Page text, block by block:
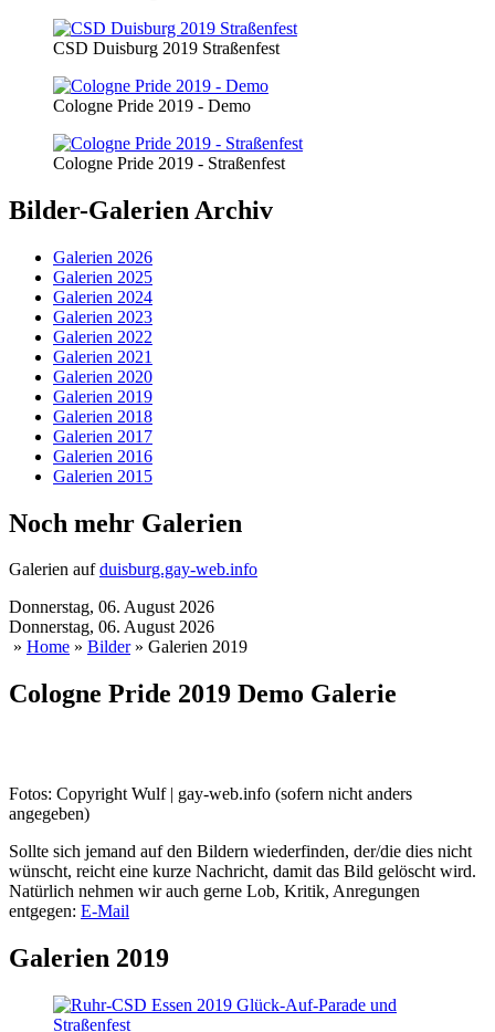
CSD Duisburg 2019 Straßenfest
Cologne Pride 2019 - Demo
Cologne Pride 2019 - Straßenfest
Bilder-Galerien Archiv
Galerien 2026
Galerien 2025
Galerien 2024
Galerien 2023
Galerien 2022
Galerien 2021
Galerien 2020
Galerien 2019
Galerien 2018
Galerien 2017
Galerien 2016
Galerien 2015
Noch mehr Galerien
Galerien aufduisburg.gay-web.info
Donnerstag, 06. August 2026
Donnerstag, 06. August 2026
» Home » Bilder» Galerien 2019
Cologne Pride 2019 Demo Galerie
Fotos: Copyright Wulf | gay-web.info (sofern nicht anders
angegeben)
Sollte sich jemand auf den Bildern wiederfinden, der/die dies nicht
wünscht, reicht eine kurze Nachricht, damit das Bild gelöscht wird.
Natürlich nehmen wir auch gerne Lob, Kritik, Anregungen
entgegen: E-Mail
Galerien 2019